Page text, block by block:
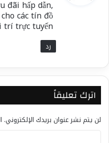
ل
đãi hấp dẫn,
các tín đồ
trí trực tuyến.
رد
اترك تعليقاً
لن يتم نشر عنوان بريدك الإلكتروني.